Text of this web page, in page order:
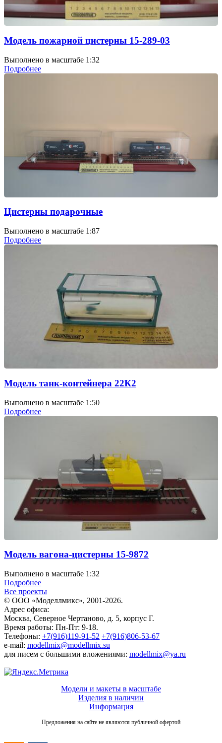
Модель пожарной цистерны 15-289-03
Выполнено в масштабе 1:32
Подробнее
Цистерны подарочные
Выполнено в масштабе 1:87
Подробнее
Модель танк-контейнера 22К2
Выполнено в масштабе 1:50
Подробнее
Модель вагона-цистерны 15-9872
Выполнено в масштабе 1:32
Подробнее
Все проекты
© ООО «Моделлмикс», 2001-2026.
Адрес офиса:
Москва, Северное Чертаново, д. 5, корпус Г.
Время работы: Пн-Пт: 9-18.
Телефоны: +7(916)119-91-52 +7(916)806-53-67
e-mail: modellmix@modellmix.su
для писем с большими вложениями: modellmix@ya.ru
Модели и макеты в масштабе
Изделия в наличии
Информация
Предложения на сайте не являются публичной офертой